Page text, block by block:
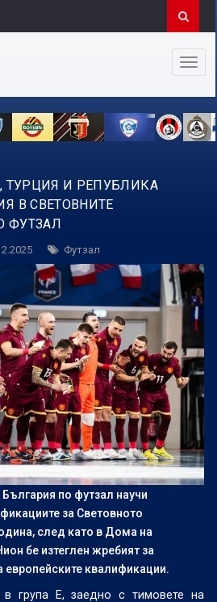
ТУРЦИЯ И РЕПУБЛИКА
В СВЕТОВНИТЕ
ФУТЗАЛ
Футзал
по футзал научи
за Световното
след като в Дома на
бе изтеглен жребият за
европейските квалификации.
в група Е, заедно с тимовете на